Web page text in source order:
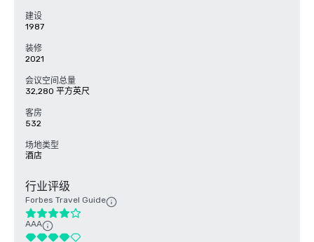
建设
1987
装修
2021
会议空间总量
32,280 平方英尺
客房
532
场地类型
酒店
行业评级
Forbes Travel Guide
AAA